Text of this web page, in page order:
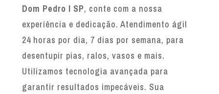
Dom Pedro I SP, conte com a nossa
experiência e dedicação. Atendimento ágil
24 horas por dia, 7 dias por semana, para
desentupir pias, ralos, vasos e mais.
Utilizamos tecnologia avançada para
garantir resultados impecáveis. Sua